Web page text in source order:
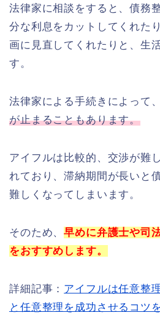
法律家に相談をすると、債務
分な利息をカットしてくれた
画に見直してくれたりと、生
す。
法律家による手続きによって、
が止まることもあります。
アイフルは比較的、交渉が難
れており、滞納期間が長いと
難しくなってしまいます。
そのため、早めに弁護士や司
をおすすめします。
詳細記事： アイフルは任意整
と任意整理を成功させるコツ